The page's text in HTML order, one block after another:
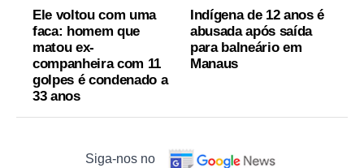
Ele voltou com uma
faca: homem que
matou ex-
companheira com 11
golpes é condenado a
33 anos
Indígena de 12 anos é
abusada após saída
para balneário em
Manaus
Siga-nos no